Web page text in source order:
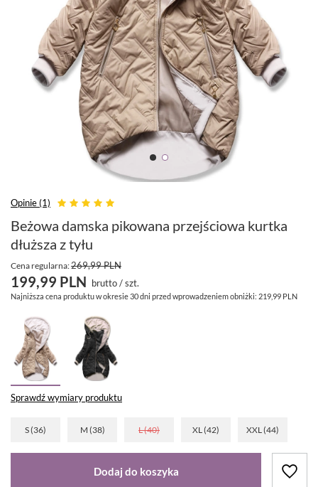
Opinie (1)
Beżowa damska pikowana przejściowa kurtka
dłuższa z tyłu
Cena regularna:269,99 PLN
199,99 PLN brutto/szt.
Najniższa cena produktu w okresie 30 dni przed wprowadzeniem obniżki: 219,99 PLN
Sprawdź wymiary produktu
S (36) M (38) L (40) XL (42) XXL (44)
Dodaj do koszyka